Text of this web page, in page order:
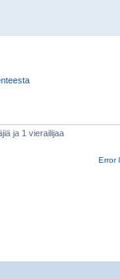
ja 1 vierailijaa
Error